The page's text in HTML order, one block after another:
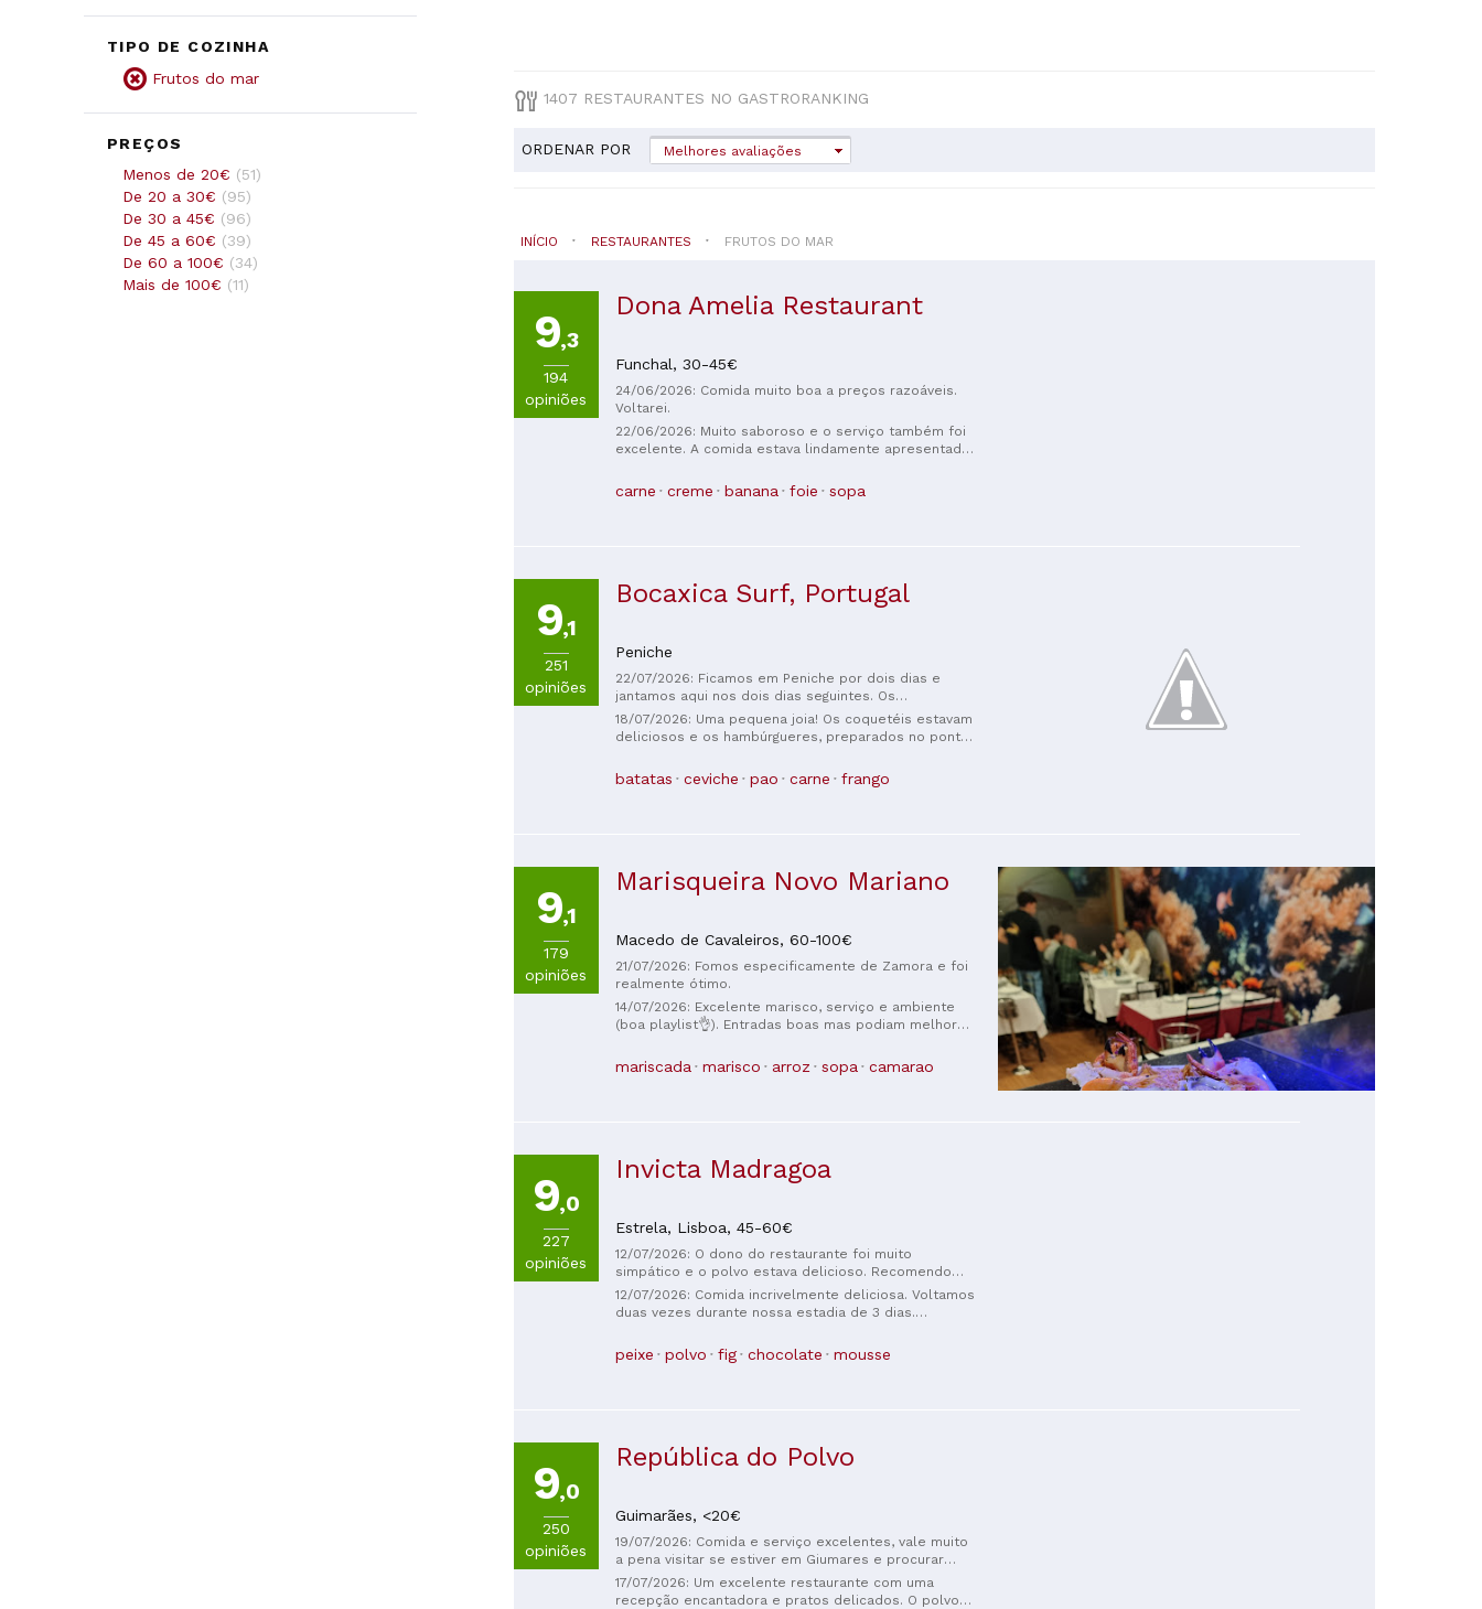
TIPO DE COZINHA
Frutos do mar
PREÇOS
Menos de 20€ (51)
De 20 a 30€ (95)
De 30 a 45€ (96)
De 45 a 60€ (39)
De 60 a 100€ (34)
Mais de 100€ (11)
1407 RESTAURANTES NO GASTRORANKING
ORDENAR POR Melhores avaliações
INÍCIO RESTAURANTES FRUTOS DO MAR
9,3
194
opiniões
Dona Amelia Restaurant
Funchal, 30-45€
24/06/2026: Comida muito boa a preços razoáveis.
Voltarei.
22/06/2026: Muito saboroso e o serviço também foi
excelente. A comida estava lindamente apresentada.
carne creme banana foie sopa
9,1
251
opiniões
Bocaxica Surf, Portugal
Peniche
22/07/2026: Ficamos em Peniche por dois dias e
jantamos aqui nos dois dias seguintes. Os
hambúrgueres são fenomenais, provavelmente os
melhores que comi nos últimos anos. As saladas
também são muito boas. Experimentamos as
estavam disponíveis no dia seguinte, pois tudo é
18/07/2026: Uma pequena joia! Os coquetéis estavam
deliciosos e os hambúrgueres, preparados no ponto
mas optei por uma sobremesa caseira, que finalizou
a refeição com perfeição.
batatas ceviche pao carne frango
9,1
179
opiniões
Marisqueira Novo Mariano
Macedo de Cavaleiros, 60-100€
21/07/2026: Fomos especificamente de Zamora e foi
realmente ótimo.
14/07/2026: Excelente marisco, serviço e ambiente
(boa playlist👌). Entradas boas mas podiam melhorar
muito boa. Paga-se mais por comer a lá carte claro
mas pode-se escolher o tipo de marisco que já se
mariscada marisco arroz sopa camarao
9,0
227
opiniões
Invicta Madragoa
Estrela, Lisboa, 45-60€
12/07/2026: O dono do restaurante foi muito
simpático e o polvo estava delicioso. Recomendo
vivamente a morcela; tem um sabor único! O aroma
da morcela, a doçura do mel e um toque de cominho
12/07/2026: Comida incrivelmente deliciosa. Voltamos
duas vezes durante nossa estadia de 3 dias.
incrível. A qualidade e a variedade da comida eram
maravilhosas. Ótima localização.
peixe polvo fig chocolate mousse
9,0
250
opiniões
República do Polvo
Guimarães, <20€
19/07/2026: Comida e serviço excelentes, vale muito
a pena visitar se estiver em Giumares e procurar
comida e experiência locais.
17/07/2026: Um excelente restaurante com uma
recepção encantadora e pratos delicados. O polvo é